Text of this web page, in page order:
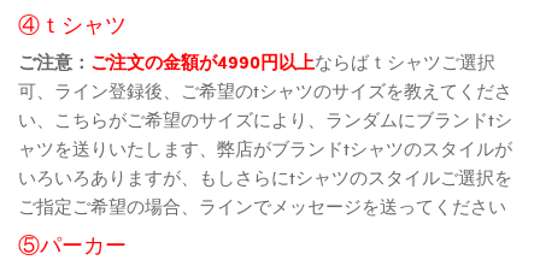
④ｔシャツ
ご注意： ご注文の金額が4990円以上ならばｔシャツご選択
可、ライン登録後、ご希望のtシャツのサイズを教えてくださ
い、こちらがご希望のサイズにより、ランダムにブランドtシ
ャツを送りいたします、弊店がブランドtシャツのスタイルが
いろいろありますが、もしさらにtシャツのスタイルご選択を
ご指定ご希望の場合、ラインでメッセージを送ってください
⑤パーカー